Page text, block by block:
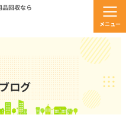
メニュー
ログ